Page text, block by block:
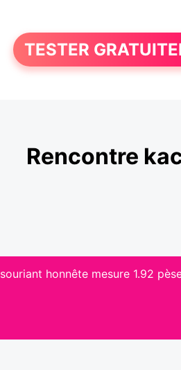
TESTER
Rencontre
souriant honnête mesure 1.92